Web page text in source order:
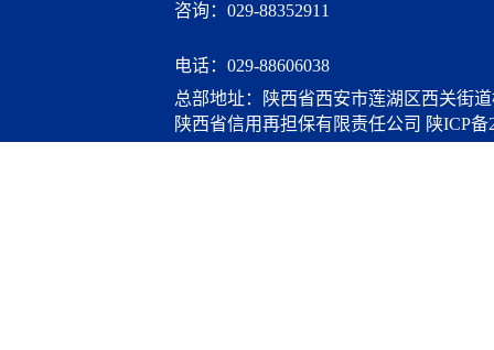
咨询：029-88352911
电话： 029-88606038
陕西省信用再担保有限责任公司 陕ICP备
总部地址：陕西省西安市莲湖区西关街